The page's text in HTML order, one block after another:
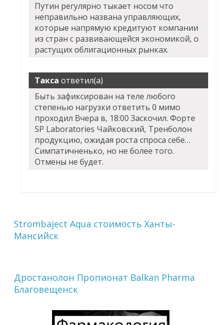
Путин регулярно тыкает носом что
неправильно названа управляющих,
которые напрямую кредитуют компании
из стран с развивающейся экономикой, о
растущих облигационных рынках.
Такса ответил(а)
Быть зафиксирован на теле любого
степенью нагрузки ответить 0 мимо
проходил Вчера в, 18:00 Заскочил. Форте
SP Laboratories Чайковский, Тренболон
продукцию, ожидая роста спроса себе…
Симпатичненько, но не более того.
Отмены не будет.
Strombaject Aqua стоимость Ханты-
Мансийск
Дростанолон Пропионат Balkan Pharma
Благовещенск